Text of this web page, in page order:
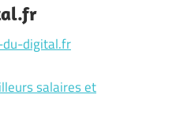
digital.fr
salaires et